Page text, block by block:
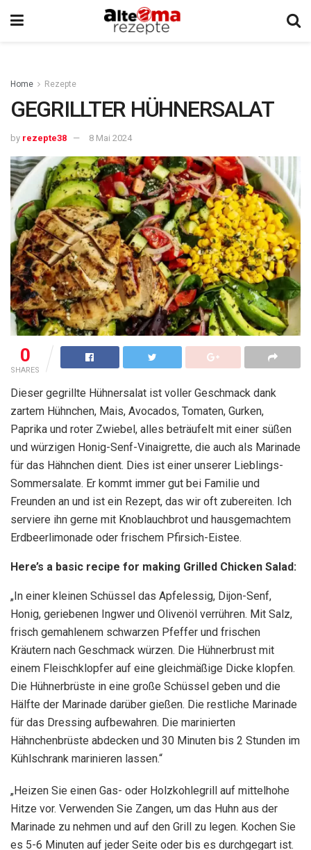
Home Rezepte
GEGRILLTER HÜHNERSALAT
by rezepte38 8 Mai 2024
0
SHARES
Dieser gegrillte Hühnersalat ist voller Geschmack dank
zartem Hühnchen, Mais, Avocados, Tomaten, Gurken,
Paprika und roter Zwiebel, alles beträufelt mit einer süßen
und würzigen Honig-Senf-Vinaigrette, die auch als Marinade
für das Hähnchen dient. Dies ist einer unserer Lieblings-
Sommersalate. Er kommt immer gut bei Familie und
Freunden an und ist ein Rezept, das wir oft zubereiten. Ich
serviere ihn gerne mit Knoblauchbrot und hausgemachtem
Erdbeerlimonade oder frischem Pfirsich-Eistee.
Here’s a basic recipe for making Grilled Chicken Salad:
„In einer kleinen Schüssel das Apfelessig, Dijon-Senf,
Honig, geriebenen Ingwer und Olivenöl verrühren. Mit Salz,
frisch gemahlenem schwarzen Pfeffer und frischen
Kräutern nach Geschmack würzen. Die Hühnerbrust mit
einem Fleischklopfer auf eine gleichmäßige Dicke klopfen.
Die Hühnerbrüste in eine große Schüssel geben und die
Hälfte der Marinade darüber gießen. Die restliche Marinade
für das Dressing aufbewahren. Die marinierten
Hähnchenbrüste abdecken und 30 Minuten bis 2 Stunden im
Kühlschrank marinieren lassen.“
„Heizen Sie einen Gas- oder Holzkohlegrill auf mittelhohe
Hitze vor. Verwenden Sie Zangen, um das Huhn aus der
Marinade zu nehmen und auf den Grill zu legen. Kochen Sie
es 5-6 Minuten auf jeder Seite oder bis es durchgegart ist.